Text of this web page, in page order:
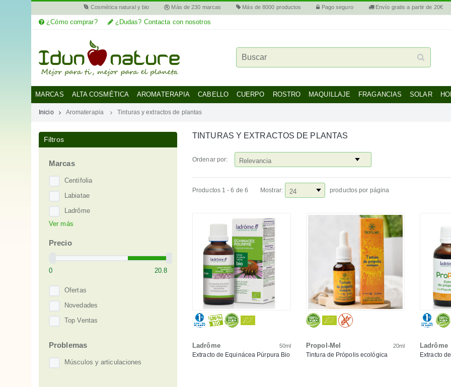
MARCAS
Cosmética natural y bio Más de 230 marcas Más de 8000 productos Pago seguro Envío gratis a partir de 20€
¿Cómo comprar? ¿Dudas? Contacta con nosotros
MARCAS ALTA COSMÉTICA AROMATERAPIA CABELLO CUERPO ROSTRO MAQUILLAJE FRAGANCIAS SOLAR
Inicio Aromaterapia Tinturas y extractos de plantas
Filtros
Marcas
Centifolia
Labiatae
Ladrôme
Propol-Mel
Taoasis
Ver más
Precio
Ofertas
Novedades
Top Ventas
Problemas
Músculos y articulaciones
TINTURAS Y EXTRACTOS DE PLANTAS
Ordenar por:
Productos 1 - 6 de 6 Mostrar: productos por página
Ladrôme 50ml
Extracto de Equinácea Púrpura Bio
Propol-Mel 20ml
Tintura de Própolis ecológica
Ladrôme
Extracto